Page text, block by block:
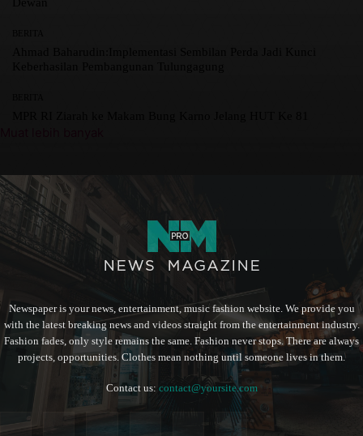
Newspaper is your news, entertainment, music fashion website. We provide you
with the latest breaking news and videos straight from the entertainment industry.
Fashion fades, only style remains the same. Fashion never stops. There are always
projects, opportunities. Clothes mean nothing until someone lives in them.
Contact us: contact@yoursite.com